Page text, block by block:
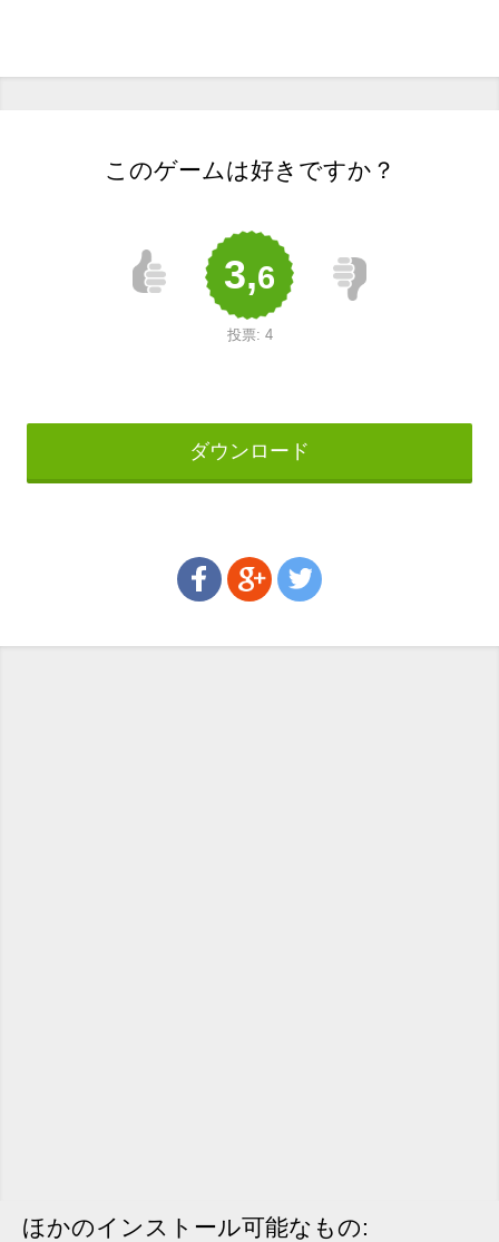
このゲームは好きですか？
3,6
投票: 4
ダウンロード
ほかのインストール可能なもの: